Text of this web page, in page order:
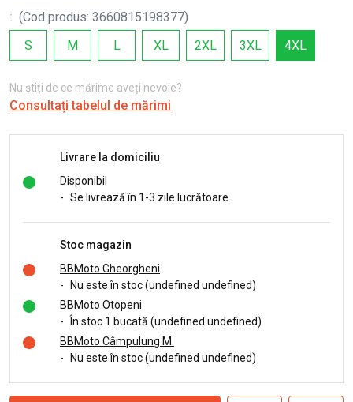
: (Cod produs: 3660815198377)
S
M L XL 2XL 3XL 4XL
Nu știți de ce mărime aveți nevoie?
Consultați tabelul de mărimi
Livrare la domiciliu
Disponibil
- Se livrează în 1-3 zile lucrătoare.
Stoc magazin
BBMoto Gheorgheni
-
Nu este în stoc (undefined undefined)
BBMoto Otopeni
-
În stoc 1 bucată (undefined undefined)
BBMoto Câmpulung M.
-
Nu este în stoc (undefined undefined)